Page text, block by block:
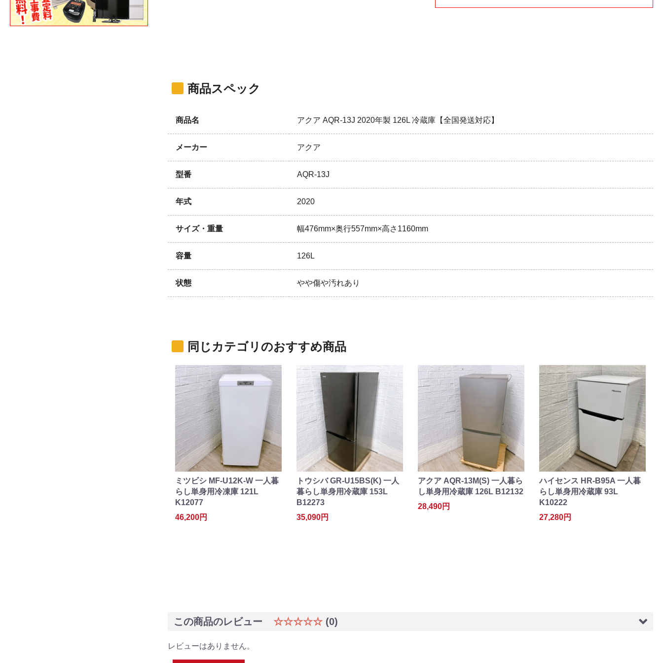
商品スペック
商品名 アクア AQR-13J 2020年製 126L 冷蔵庫【全国発送対応】
メーカー アクア
型番 AQR-13J
年式 2020
サイズ・重量 幅476mm×奥行557mm×高さ1160mm
容量 126L
状態 やや傷や汚れあり
同じカテゴリのおすすめ商品
ミツビシ MF-U12K-W 一人暮
らし単身用冷凍庫 121L
K12077
46,200円
トウシバ GR-U15BS(K) 一人
暮らし単身用冷蔵庫 153L
B12273
35,090円
アクア AQR-13M(S) 一人暮ら
し単身用冷蔵庫 126L B12132
28,490円
ハイセンス HR-B95A 一人暮
らし単身用冷蔵庫 93L
K10222
27,280円
この商品のレビュー ☆☆☆☆☆ (0)
レビューはありません。